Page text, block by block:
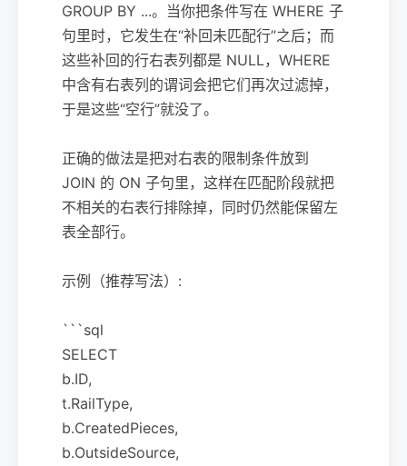
GROUP BY ...。当你把条件写在 WHERE 子
句里时，它发生在“补回未匹配行”之后；而
这些补回的行右表列都是 NULL，WHERE
中含有右表列的谓词会把它们再次过滤掉，
于是这些“空行”就没了。
正确的做法是把对右表的限制条件放到
JOIN 的 ON 子句里，这样在匹配阶段就把
不相关的右表行排除掉，同时仍然能保留左
表全部行。
示例（推荐写法）:
```sql
SELECT
b.ID,
t.RailType,
b.CreatedPieces,
b.OutsideSource,